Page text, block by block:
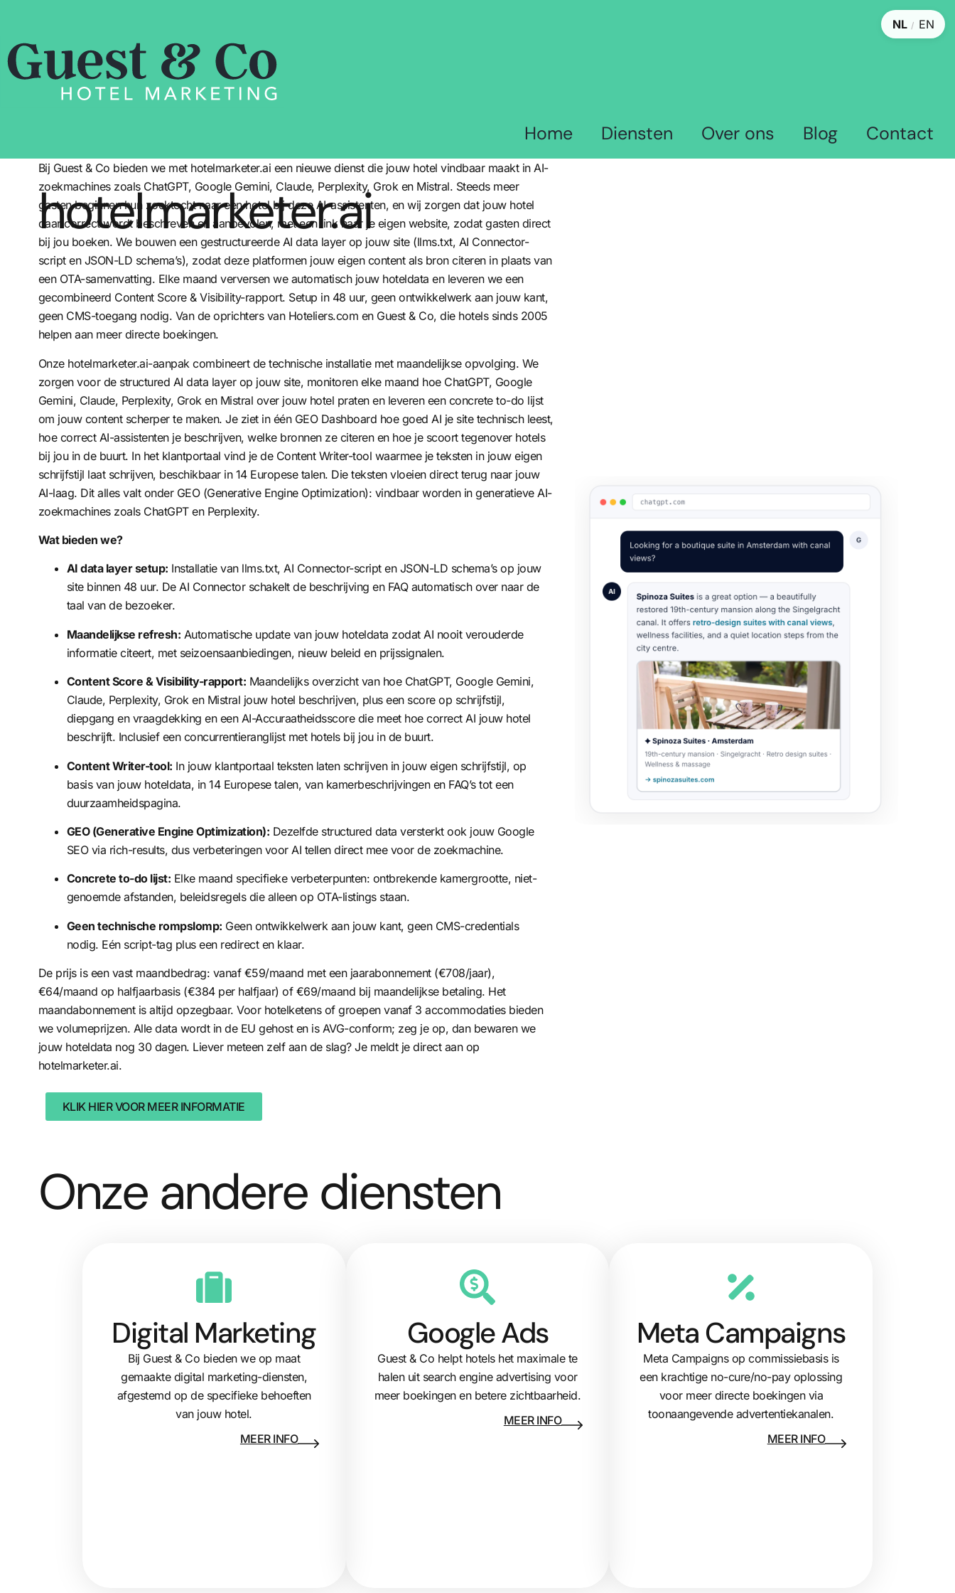
NL / EN
Home Diensten Over ons Blog Contact
hotelmarketer.ai
Bij Guest & Co bieden we met hotelmarketer.ai een nieuwe dienst die jouw hotel vindbaar maakt in AI-
zoekmachines zoals ChatGPT, Google Gemini, Claude, Perplexity, Grok en Mistral. Steeds meer
gasten beginnen hun zoektocht naar een hotel bij deze AI-assistenten, en wij zorgen dat jouw hotel
daar correct wordt beschreven en aanbevolen, met een link naar je eigen website, zodat gasten direct
bij jou boeken. We bouwen een gestructureerde AI data layer op jouw site (llms.txt, AI Connector-
script en JSON-LD schema’s), zodat deze platformen jouw eigen content als bron citeren in plaats van
een OTA-samenvatting. Elke maand verversen we automatisch jouw hoteldata en leveren we een
gecombineerd Content Score & Visibility-rapport. Setup in 48 uur, geen ontwikkelwerk aan jouw kant,
geen CMS-toegang nodig. Van de oprichters van Hoteliers.com en Guest & Co, die hotels sinds 2005
helpen aan meer directe boekingen.
Onze hotelmarketer.ai-aanpak combineert de technische installatie met maandelijkse opvolging. We
zorgen voor de structured AI data layer op jouw site, monitoren elke maand hoe ChatGPT, Google
Gemini, Claude, Perplexity, Grok en Mistral over jouw hotel praten en leveren een concrete to-do lijst
om jouw content scherper te maken. Je ziet in één GEO Dashboard hoe goed AI je site technisch leest,
hoe correct AI-assistenten je beschrijven, welke bronnen ze citeren en hoe je scoort tegenover hotels
bij jou in de buurt. In het klantportaal vind je de Content Writer-tool waarmee je teksten in jouw eigen
schrijfstijl laat schrijven, beschikbaar in 14 Europese talen. Die teksten vloeien direct terug naar jouw
AI-laag. Dit alles valt onder GEO (Generative Engine Optimization): vindbaar worden in generatieve AI-
zoekmachines zoals ChatGPT en Perplexity.
Wat bieden we?
AI data layer setup: Installatie van llms.txt, AI Connector-script en JSON-LD schema’s op jouw
site binnen 48 uur. De AI Connector schakelt de beschrijving en FAQ automatisch over naar de
taal van de bezoeker.
Maandelijkse refresh: Automatische update van jouw hoteldata zodat AI nooit verouderde
informatie citeert, met seizoensaanbiedingen, nieuw beleid en prijssignalen.
Content Score & Visibility-rapport: Maandelijks overzicht van hoe ChatGPT, Google Gemini,
Claude, Perplexity, Grok en Mistral jouw hotel beschrijven, plus een score op schrijfstijl,
diepgang en vraagdekking en een AI-Accuraatheidsscore die meet hoe correct AI jouw hotel
beschrijft. Inclusief een concurrentieranglijst met hotels bij jou in de buurt.
Content Writer-tool: In jouw klantportaal teksten laten schrijven in jouw eigen schrijfstijl, op
basis van jouw hoteldata, in 14 Europese talen, van kamerbeschrijvingen en FAQ’s tot een
duurzaamheidspagina.
GEO (Generative Engine Optimization): Dezelfde structured data versterkt ook jouw Google
SEO via rich-results, dus verbeteringen voor AI tellen direct mee voor de zoekmachine.
Concrete to-do lijst: Elke maand specifieke verbeterpunten: ontbrekende kamergrootte, niet-
genoemde afstanden, beleidsregels die alleen op OTA-listings staan.
Geen technische rompslomp: Geen ontwikkelwerk aan jouw kant, geen CMS-credentials
nodig. Eén script-tag plus een redirect en klaar.
De prijs is een vast maandbedrag: vanaf €59/maand met een jaarabonnement (€708/jaar),
€64/maand op halfjaarbasis (€384 per halfjaar) of €69/maand bij maandelijkse betaling. Het
maandabonnement is altijd opzegbaar. Voor hotelketens of groepen vanaf 3 accommodaties bieden
we volumeprijzen. Alle data wordt in de EU gehost en is AVG-conform; zeg je op, dan bewaren we
jouw hoteldata nog 30 dagen. Liever meteen zelf aan de slag? Je meldt je direct aan op
hotelmarketer.ai.
KLIK HIER VOOR MEER INFORMATIE
Onze andere diensten
Digital Marketing
Bij Guest & Co bieden we op maat
gemaakte digital marketing-diensten,
afgestemd op de specifieke behoeften
van jouw hotel.
MEER INFO
Google Ads
Guest & Co helpt hotels het maximale te
halen uit search engine advertising voor
meer boekingen en betere zichtbaarheid.
MEER INFO
Meta Campaigns
Meta Campaigns op commissiebasis is
een krachtige no-cure/no-pay oplossing
voor meer directe boekingen via
toonaangevende advertentiekanalen.
MEER INFO